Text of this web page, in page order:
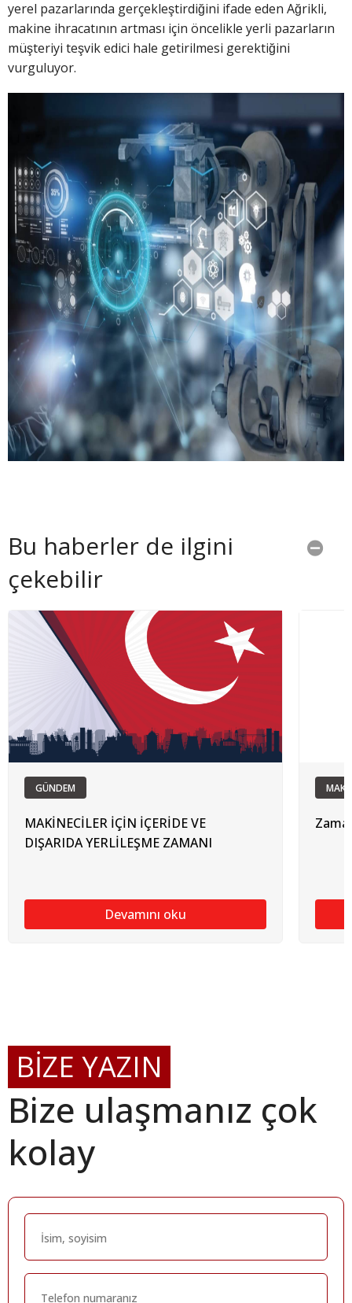
yerel pazarlarında gerçekleştirdiğini ifade eden Ağrikli,
makine ihracatının artması için öncelikle yerli pazarların
müşteriyi teşvik edici hale getirilmesi gerektiğini
vurguluyor.
Bu haberler de ilgini
çekebilir
GÜNDEM
MAKİNECİLER İÇİN İÇERİDE VE
DIŞARIDA YERLİLEŞME ZAMANI
Devamını oku
BİZE YAZIN
Bize ulaşmanız çok
kolay